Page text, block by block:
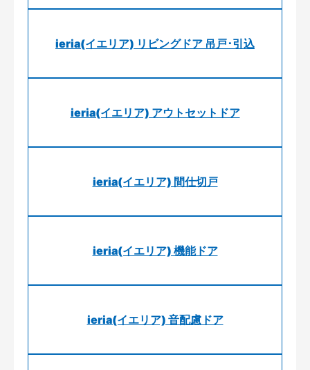
ieria(イエリア) リビングドア 吊戸･引込
ieria(イエリア) アウトセットドア
ieria(イエリア) 間仕切戸
ieria(イエリア) 機能ドア
ieria(イエリア) 音配慮ドア